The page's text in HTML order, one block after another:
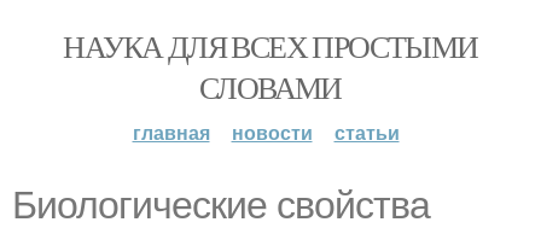
НАУКА ДЛЯ ВСЕХ ПРОСТЫМИ
СЛОВАМИ
главная новости статьи
Биологические свойства